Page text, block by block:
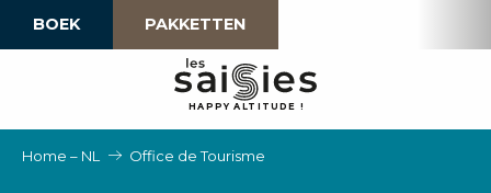
BOEK PAKKETTEN
HAPPY ALTI TU D E !
Home – NL Office de Tourisme